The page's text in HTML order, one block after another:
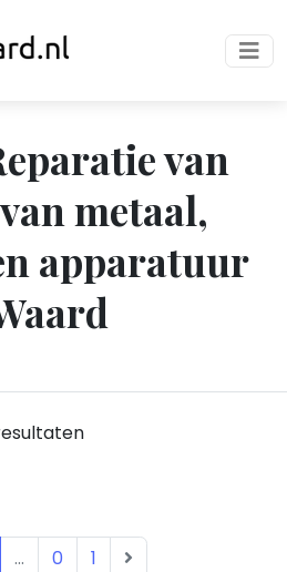
van
metaal,
apparatuur
... 0 1